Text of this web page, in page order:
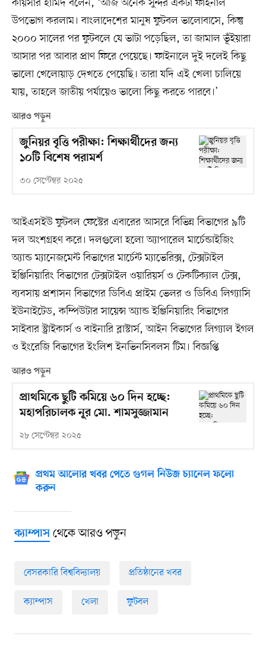
কায়সার হামিদ বলেন, ‘আজ অনেক সুন্দর একটা ফাইনাল
উপভোগ করলাম। বাংলাদেশের মানুষ ফুটবল ভালোবাসে, কিন্তু
২০০০ সালের পর ফুটবলে যে ভাটা পড়েছিল, তা জামাল ভূঁইয়ারা
আসার পর আবার প্রাণ ফিরে পেয়েছে। ফাইনালে দুই দলেই কিছু
ভালো খেলোয়াড় দেখতে পেয়েছি। তারা যদি এই খেলা চালিয়ে
যায়, তাহলে জাতীয় পর্যায়েও ভালো কিছু করতে পারবে।’
আরও পড়ুন
জুনিয়র বৃত্তি পরীক্ষা: শিক্ষার্থীদের জন্য
১০টি বিশেষ পরামর্শ
৩০ সেপ্টেম্বর ২০২৫
আইএসইউ ফুটবল ফেস্টের এবারের আসরে বিভিন্ন বিভাগের ৯টি
দল অংশগ্রহণ করে। দলগুলো হলো অ্যাপারেল মার্চেন্ডাইজিং
অ্যান্ড ম্যানেজমেন্ট বিভাগের মার্চেন্ট ম্যাভেরিক্স, টেক্সটাইল
ইঞ্জিনিয়ারিং বিভাগের টেক্সটাইল ওয়ারিয়র্স ও টেকটিক্যাল টেক্স,
ব্যবসায় প্রশাসন বিভাগের ডিবিএ প্রাইম ভেলর ও ডিবিএ লিগ্যাসি
ইউনাইটেড, কম্পিউটার সায়েন্স অ্যান্ড ইঞ্জিনিয়ারিং বিভাগের
সাইবার স্ট্রাইকার্স ও বাইনারি ব্লাস্টার্স, আইন বিভাগের লিগ্যাল ইগল
ও ইংরেজি বিভাগের ইংলিশ ইনভিনসিবলস টিম। বিজ্ঞপ্তি
আরও পড়ুন
প্রাথমিকে ছুটি কমিয়ে ৬০ দিন হচ্ছে:
মহাপরিচালক নূর মো. শামসুজ্জামান
২৮ সেপ্টেম্বর ২০২৫
প্রথম আলোর খবর পেতে গুগল নিউজ চ্যানেল ফলো
করুন
ক্যাম্পাসথেকে আরও পড়ুন
বেসরকারি বিশ্ববিদ্যালয় প্রতিষ্ঠানের খবর
ক্যাম্পাস খেলা ফুটবল